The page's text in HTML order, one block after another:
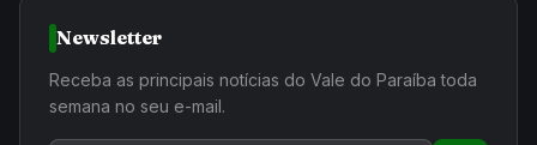
Newsletter
Receba as principais notícias do Vale do Paraíba toda
semana no seu e-mail.